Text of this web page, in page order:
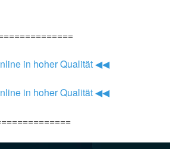
in hoher Qualität ◀◀
in hoher Qualität ◀◀